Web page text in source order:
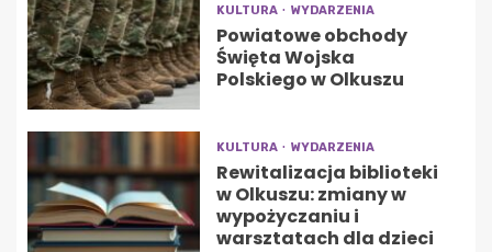
KULTURA WYDARZENIA
Powiatowe obchody
Święta Wojska
Polskiego w Olkuszu
KULTURA WYDARZENIA
Rewitalizacja biblioteki
w Olkuszu: zmiany w
wypożyczaniu i
warsztatach dla dzieci